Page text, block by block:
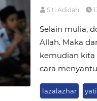
Siti Adidah
Selain mulia,
Allah. Maka
kemudian kita
cara
lazalazhar